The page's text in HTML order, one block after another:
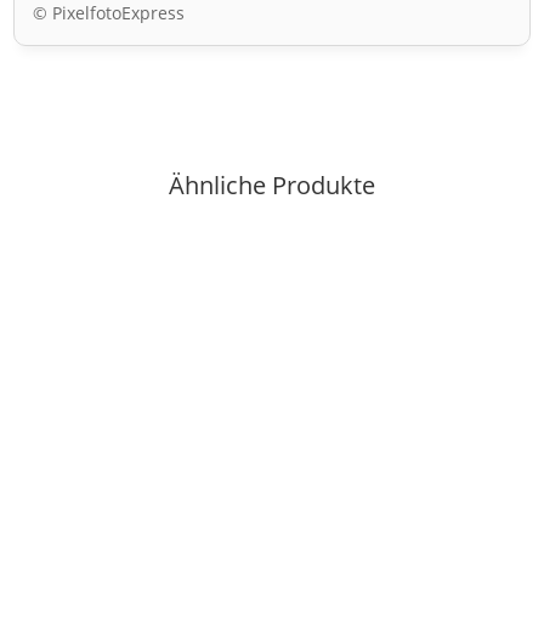
© PixelfotoExpress
Ähnliche Produkte